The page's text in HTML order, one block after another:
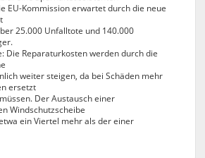
EU-Kommission erwartet durch die neue
25.000 Unfalltote und 140.000
Die Reparaturkosten werden durch die
weiter steigen, da bei Schäden mehr
ersetzt
Der Austausch einer
Windschutzscheibe
ein Viertel mehr als der einer